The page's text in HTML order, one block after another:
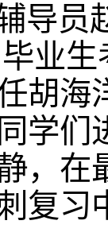
导员
业
胡海
学们
，在
复习